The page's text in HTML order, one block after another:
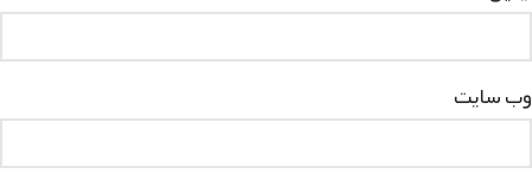
وب‌ سایت